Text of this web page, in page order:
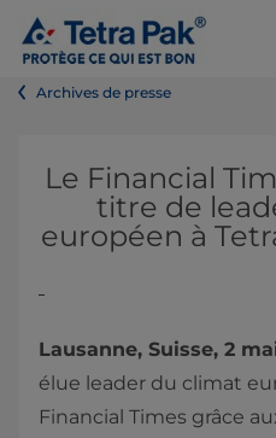
Archives de presse
Le Financial
titre de
européen à
Lausanne, Suisse, 2
élue leader du climat
Financial Times grâce